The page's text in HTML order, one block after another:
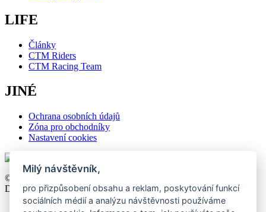
LIFE
Články
CTM Riders
CTM Racing Team
JINÉ
Ochrana osobních údajů
Zóna pro obchodníky
Nastavení cookies
©2026 CTM, All right reserved. Design by
Development byWebmall.
Milý návštěvník,
pro přizpůsobení obsahu a reklam, poskytování funkcí
sociálních médií a analýzu návštěvnosti používáme